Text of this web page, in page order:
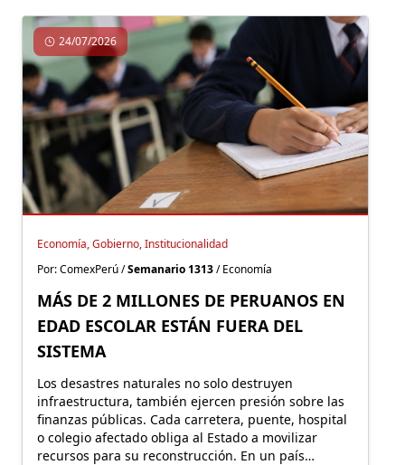
24/07/2026
Economía, Gobierno, Institucionalidad
Por: ComexPerú /Semanario 1313/ Economía
MÁS DE 2 MILLONES DE PERUANOS EN
EDAD ESCOLAR ESTÁN FUERA DEL
SISTEMA
Los desastres naturales no solo destruyen
infraestructura, también ejercen presión sobre las
finanzas públicas. Cada carretera, puente, hospital
o colegio afectado obliga al Estado a movilizar
recursos para su reconstrucción. En un país